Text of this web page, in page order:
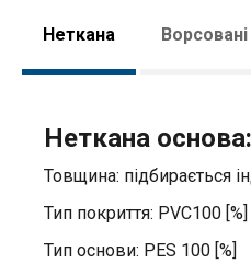
Неткана Ворсовані
Неткана основа:
Товщина: підбирається
Тип покриття: PVC100 [%]
Тип основи: PES 100 [%]